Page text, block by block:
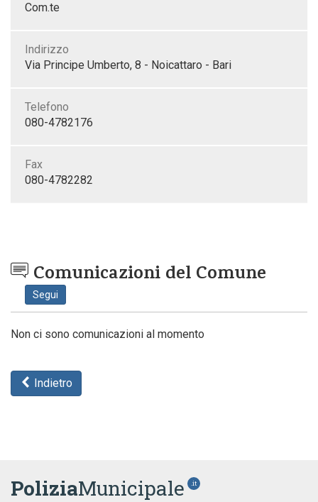
Com.te
Indirizzo
Via Principe Umberto, 8 - Noicattaro - Bari
Telefono
080-4782176
Fax
080-4782282
Comunicazioni del Comune
Segui
Non ci sono comunicazioni al momento
Indietro
PoliziaMunicipale .it